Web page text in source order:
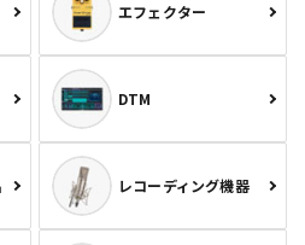
エフェクター
DTM
レコーディング機器